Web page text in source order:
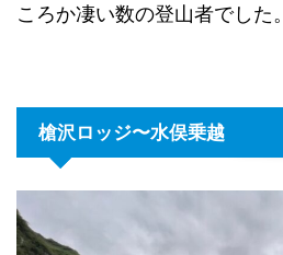
ころか凄い数の登山者でした。
槍沢ロッジ〜水俣乗越